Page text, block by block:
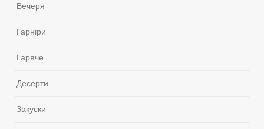
Вечеря
Гарніри
Гаряче
Десерти
Закуски